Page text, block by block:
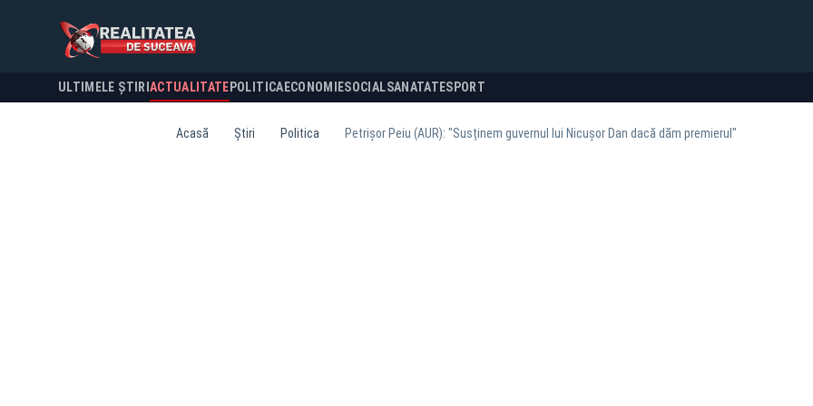
ULTIMELE ȘTIRI ACTUALITATE POLITICA ECONOMIESOCIALSANATATESPORT
Acasă Știri Politica Petrișor Peiu (AUR): "Susținem guvernul lui Nicușor Dan dacă dăm premierul"